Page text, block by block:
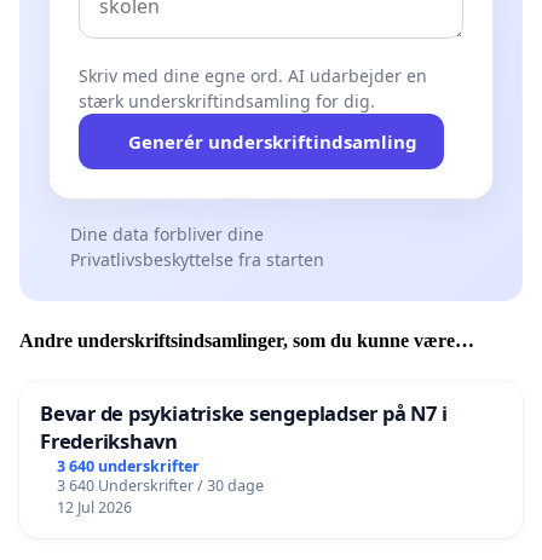
Skriv med dine egne ord. AI udarbejder en
stærk underskriftindsamling for dig.
Generér underskriftindsamling
Dine data forbliver dine
Privatlivsbeskyttelse fra starten
Andre underskriftsindsamlinger, som du kunne være
Bevar de psykiatriske sengepladser på N7 i
Frederikshavn
3 640 underskrifter
3 640 Underskrifter / 30 dage
12 Jul 2026